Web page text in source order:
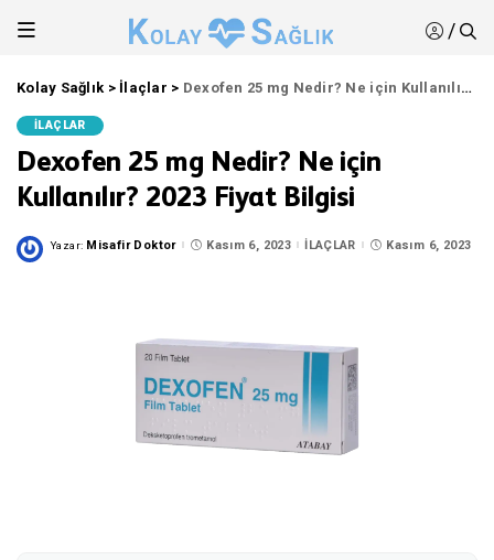
/
Kolay Sağlık> İlaçlar > Dexofen 25 mg Nedir? Ne için Kullanılır? 2023 Fiyat Bilgisi
İLAÇLAR
Dexofen 25 mg Nedir? Ne için
Kullanılır? 2023 Fiyat Bilgisi
Posted
Yazar: Misafir Doktor Kasım 6, 2023 İLAÇLAR Kasım 6, 2023